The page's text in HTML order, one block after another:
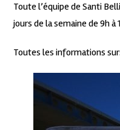
Toute l’équipe de Santi
jours de la semaine de 9h à
Toutes les informations